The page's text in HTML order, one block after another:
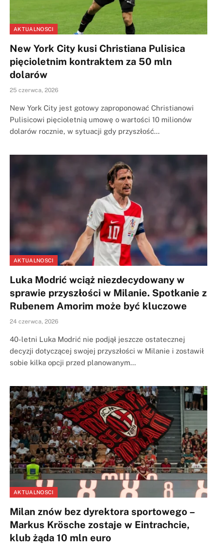
AKTUALNOSCI
New York City kusi Christiana Pulisica
pięcioletnim kontraktem za 50 mln
dolarów
25 czerwca, 2026
New York City jest gotowy zaproponować Christianowi
Pulisicowi pięcioletnią umowę o wartości 10 milionów
dolarów rocznie, w sytuacji gdy przyszłość…
AKTUALNOSCI
Luka Modrić wciąż niezdecydowany w
sprawie przyszłości w Milanie. Spotkanie z
Rubenem Amorim może być kluczowe
24 czerwca, 2026
40-letni Luka Modrić nie podjął jeszcze ostatecznej
decyzji dotyczącej swojej przyszłości w Milanie i zostawił
sobie kilka opcji przed planowanym…
AKTUALNOSCI
Milan znów bez dyrektora sportowego –
Markus Krösche zostaje w Eintrachcie,
klub żąda 10 mln euro